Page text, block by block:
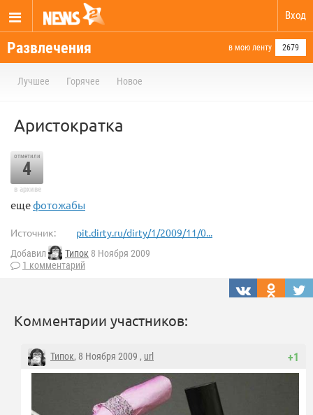
Вход
Развлечения в мою ленту 2679
Лучшее Горячее Новое
Аристократка
отметили
4
в архиве
ещефотожабы
Источник: pit.dirty.ru/dirty/1/2009/11/0...
Добавил Типок 8 Ноября 2009
1 комментарий
Комментарии участников:
+1
Типок, 8 Ноября 2009 , url